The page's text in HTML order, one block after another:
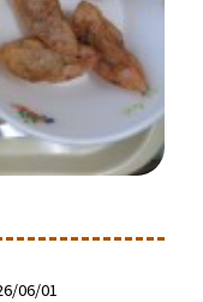
06/01